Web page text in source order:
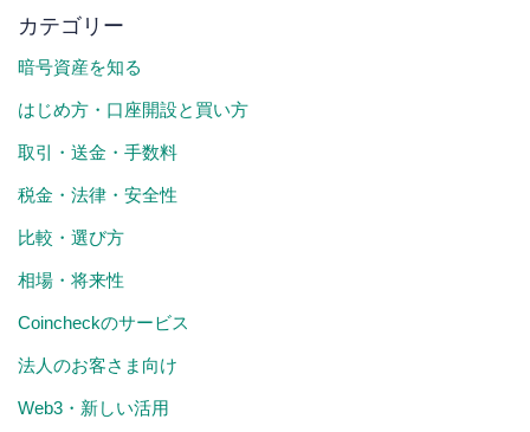
カテゴリー
暗号資産を知る
はじめ方・口座開設と買い方
取引・送金・手数料
税金・法律・安全性
比較・選び方
相場・将来性
Coincheckのサービス
法人のお客さま向け
Web3・新しい活用